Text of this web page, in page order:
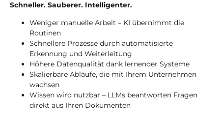
Schneller. Sauberer. Intelligenter.
Weniger manuelle Arbeit – KI übernimmt die
Routinen
Schnellere Prozesse durch automatisierte
Erkennung und Weiterleitung
Höhere Datenqualität dank lernender Systeme
Skalierbare Abläufe, die mit Ihrem Unternehmen
wachsen
Wissen wird nutzbar – LLMs beantworten Fragen
direkt aus Ihren Dokumenten